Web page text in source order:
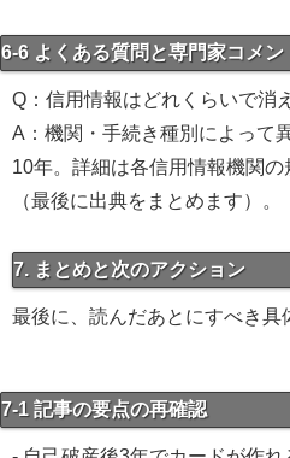
6-6 よくある質問と専門家コメン
Q：信用情報はどれくらいで消
A：機関・手続き種別によって
10年。詳細は各信用情報機関
（最後に出典をまとめます）。
7. まとめと次のアクション
最後に、読んだあとにすべき具
7-1 記事の要点の再確認